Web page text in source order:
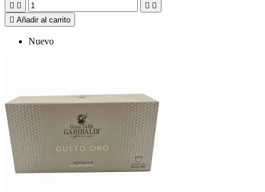
   
 Añadir al carrito
Nuevo